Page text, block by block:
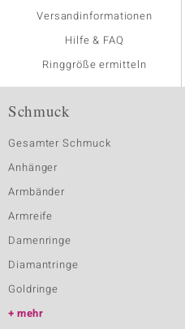
Versandinformationen
Hilfe & FAQ
Ringgröße ermitteln
Schmuck
Gesamter Schmuck
Anhänger
Armbänder
Armreife
Damenringe
Diamantringe
Goldringe
mehr